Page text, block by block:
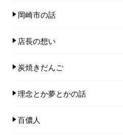
岡崎市の話
店長の想い
炭焼きだんご
理念とか夢とかの話
百儂人